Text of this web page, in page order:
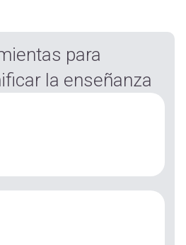
para
la enseñanza